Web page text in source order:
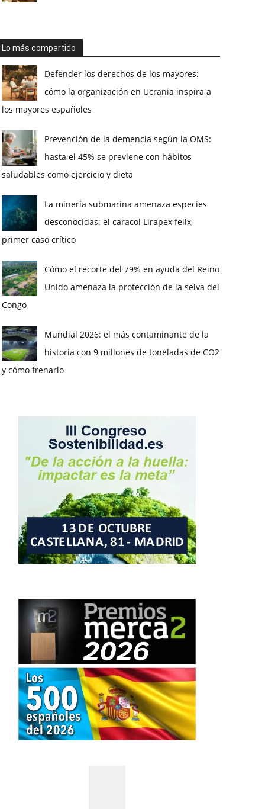
Lo más compartido
Defender los derechos de los mayores:
cómo la organización en Ucrania inspira a
los mayores españoles
Prevención de la demencia según la OMS:
hasta el 45% se previene con hábitos
saludables como ejercicio y dieta
La minería submarina amenaza especies
desconocidas: el caracol Lirapex felix,
primer caso crítico
Cómo el recorte del 79% en ayuda del Reino
Unido amenaza la protección de la selva del
Congo
Mundial 2026: el más contaminante de la
historia con 9 millones de toneladas de CO2
y cómo frenarlo